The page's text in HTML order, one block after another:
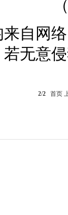
来自网
无意
2/2 首页